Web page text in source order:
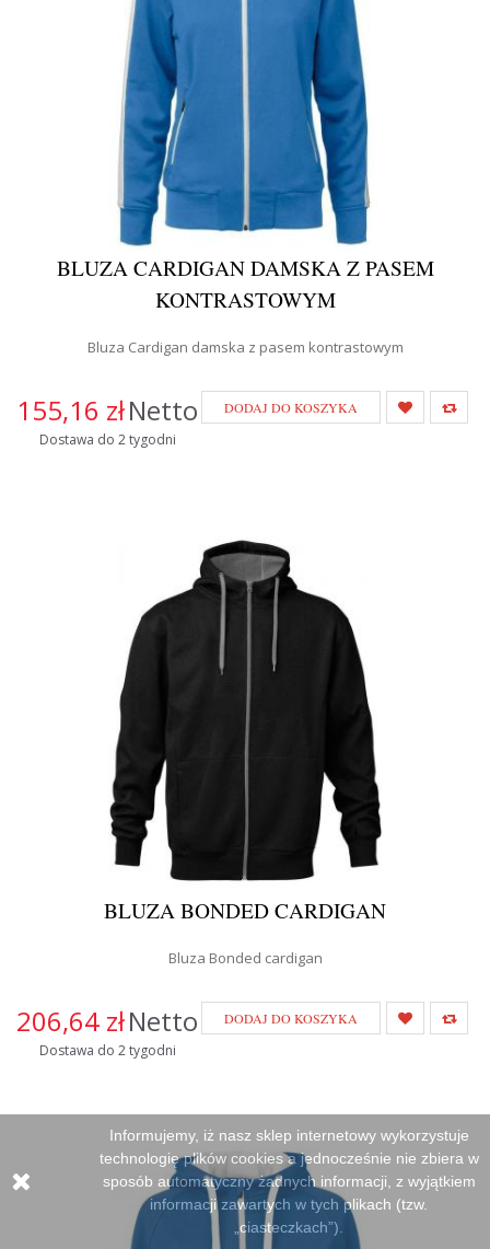
BLUZA CARDIGAN DAMSKA Z PASEM
KONTRASTOWYM
Bluza Cardigan damska z pasem kontrastowym
155,16 złNetto
Dostawa do 2 tygodni
DODAJ DO KOSZYKA
BLUZA BONDED CARDIGAN
Bluza Bonded cardigan
206,64 złNetto
Dostawa do 2 tygodni
DODAJ DO KOSZYKA
Informujemy, iż nasz sklep internetowy wykorzystuje
technologię plików cookies a jednocześnie nie zbiera w
sposób automatyczny żadnych informacji, z wyjątkiem
informacji zawartych w tych plikach (tzw.
„ciasteczkach”).